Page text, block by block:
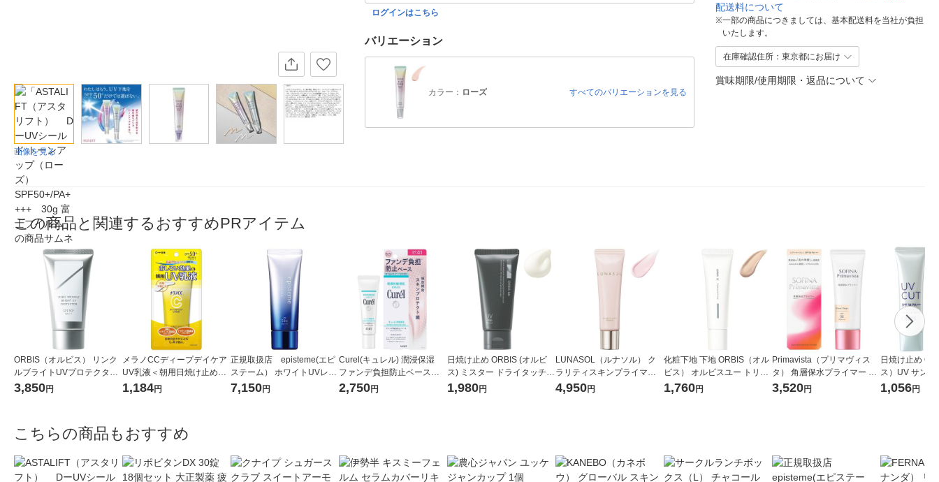
画像を見る
ログインはこちら
バリエーション
カラー： ローズ すべてのバリエーションを見る
配送料について
※一部の商品につきましては、基本配送料を当社が負担
いたします。
在庫確認住所：東京都にお届け
賞味期限/使用期限・返品について
この商品と関連するおすすめPRアイテム
ORBIS（オルビス） リンク
ルブライトUVプロテクター
N 50g（医薬部外品）
3,850円
メラノCCディープデイケア
UV乳液＜朝用日焼け止め乳
液＞50gSPF50+・PA+++
1,184円
正規取扱店 episteme(エピ
ステーム） ホワイトUVレー
ザー SPF50+／PA++++ 40g
7,150円
Curel(キュレル) 潤浸保湿
ファンデ負担防止ベース 3
0ｇ 花王
2,750円
日焼け止め ORBIS (オルビ
ス) ミスター ドライタッチ U
Vジェル 60g SPF50+・PA+
1,980円
LUNASOL（ルナソル） ク
ラリティスキンプライマー 0
1 30g
4,950円
化粧下地 下地 ORBIS（オル
ビス） オルビスユー トリー
トメントプライマー 30g SP
1,760円
Primavista（プリマヴィス
タ） 角層保水プライマー シ
アーベージュ 25g
3,520円
日焼け止め
ス）UV サンス
（R）オンフ
1,056円
こちらの商品もおすすめ